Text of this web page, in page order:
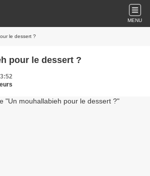
MENU
le dessert ?
pour le dessert ?